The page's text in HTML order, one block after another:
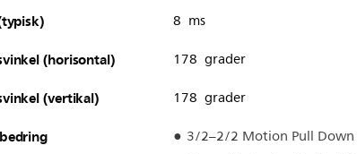
8 ms
(horisontal) 178 grader
(vertikal) 178 grader
3/2–2/2 Motion Pull Down